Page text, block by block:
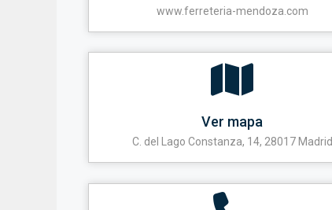
www.ferreteria-mendoza.com
Ver mapa
C. del Lago Constanza, 14, 28017 Madrid